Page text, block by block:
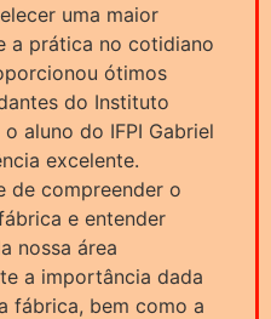
uma maior
a prática no cotidiano
ótimos
do Instituto
aluno do IFPI Gabriel
excelente.
de compreender o
e entender
nossa área
a importância dada
fábrica, bem como a